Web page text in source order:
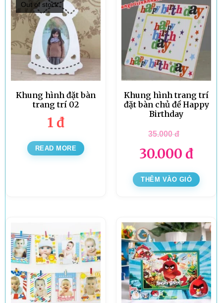
Out of stock
Khung hình đặt bàn
trang trí 02
1 đ
READ MORE
Khung hình trang trí
đặt bàn chủ đề Happy
Birthday
35.000đ
30.000 đ
THÊM VÀO GIỎ